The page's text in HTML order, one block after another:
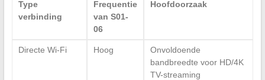
Type
verbinding
Frequentie
van S01-
06
Hoofdoorzaak
Directe Wi-Fi Hoog
Onvoldoende
bandbreedte voor HD/4K
TV-streaming